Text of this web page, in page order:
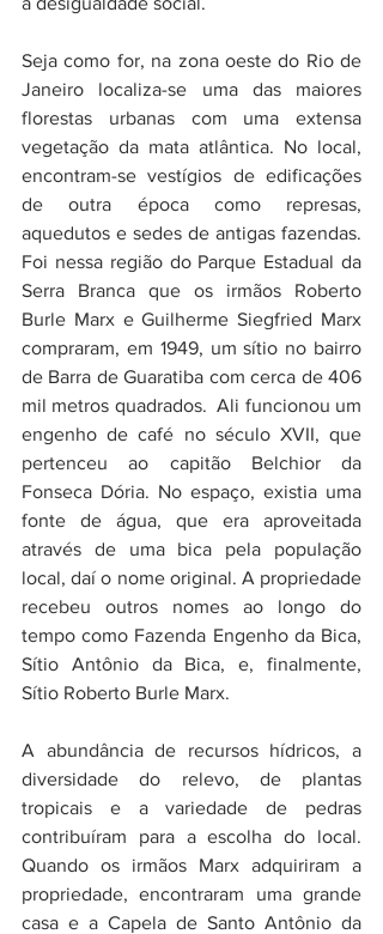
Seja como for, na zona oeste do Rio de
Janeiro localiza-se uma das maiores
florestas urbanas com uma extensa
vegetação da mata atlântica. No local,
encontram-se vestígios de edificações
de outra época como represas,
aquedutos e sedes de antigas fazendas.
Foi nessa região do Parque Estadual da
Serra Branca que os irmãos Roberto
Burle Marx e Guilherme Siegfried Marx
compraram, em 1949, um sítio no bairro
de Barra de Guaratiba com cerca de 406
mil metros quadrados.  Ali funcionou um
engenho de café no século XVII, que
pertenceu ao capitão Belchior da
Fonseca Dória. No espaço, existia uma
fonte de água, que era aproveitada
através de uma bica pela população
local, daí o nome original. A propriedade
recebeu outros nomes ao longo do
tempo como Fazenda Engenho da Bica,
Sítio Antônio da Bica, e, finalmente,
Sítio Roberto Burle Marx.
A abundância de recursos hídricos, a
diversidade do relevo, de plantas
tropicais e a variedade de pedras
contribuíram para a escolha do local.
Quando os irmãos Marx adquiriram a
propriedade, encontraram uma grande
casa e a Capela de Santo Antônio da